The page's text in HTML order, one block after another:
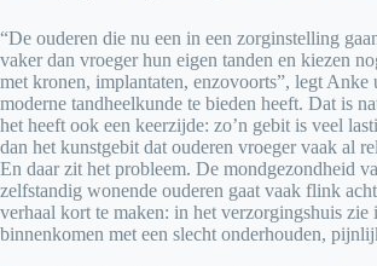
“De ouderen die nu een in een zorginstelling
vaker dan vroeger hun eigen tanden en kiezen
met kronen, implantaten, enzovoorts”, legt
moderne tandheelkunde te bieden heeft. Dat is
het heeft ook een keerzijde: zo’n gebit is veel
dan het kunstgebit dat ouderen vroeger vaak al
En daar zit het probleem. De mondgezondheid
zelfstandig wonende ouderen gaat vaak flink
verhaal kort te maken: in het verzorgingshuis zie
binnenkomen met een slecht onderhouden,